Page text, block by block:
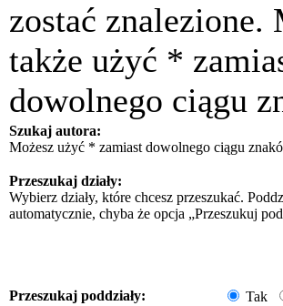
zostać znalezione.
także użyć *
dowolnego ciągu
Szukaj autora:
Możesz użyć * zamiast dowolnego ciągu
Przeszukaj działy:
Wybierz działy, które chcesz przeszukać.
automatycznie, chyba że opcja „Przeszukuj
Przeszukaj poddziały: Tak